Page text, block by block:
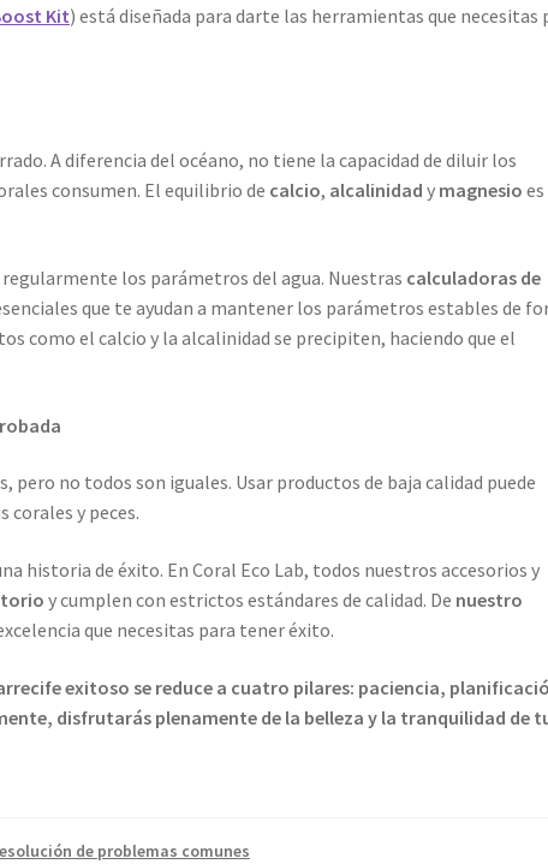
Kit) está diseñada para darte las herramientas que necesitas
A diferencia del océano, no tiene la capacidad de diluir los
consumen. El equilibrio de calcio, alcalinidad y magnesio es
los parámetros del agua. Nuestras calculadoras de
que te ayudan a mantener los parámetros estables de
como el calcio y la alcalinidad se precipiten, haciendo que el
pero no todos son iguales. Usar productos de baja calidad puede
corales y peces.
historia de éxito. En Coral Eco Lab, todos nuestros accesorios y
y cumplen con estrictos estándares de calidad. De nuestro
que necesitas para tener éxito.
exitoso se reduce a cuatro pilares: paciencia,
disfrutarás plenamente de la belleza y la tranquilidad de
de problemas comunes